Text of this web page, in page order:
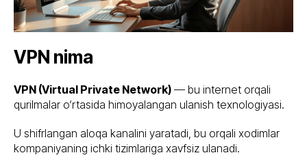
VPN nima
VPN (Virtual Private Network) — bu internet orqali
qurilmalar o‘rtasida himoyalangan ulanish texnologiyasi.
U shifrlangan aloqa kanalini yaratadi, bu orqali xodimlar
kompaniyaning ichki tizimlariga xavfsiz ulanadi.